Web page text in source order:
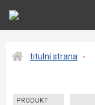
titulní strana
PRODUKT